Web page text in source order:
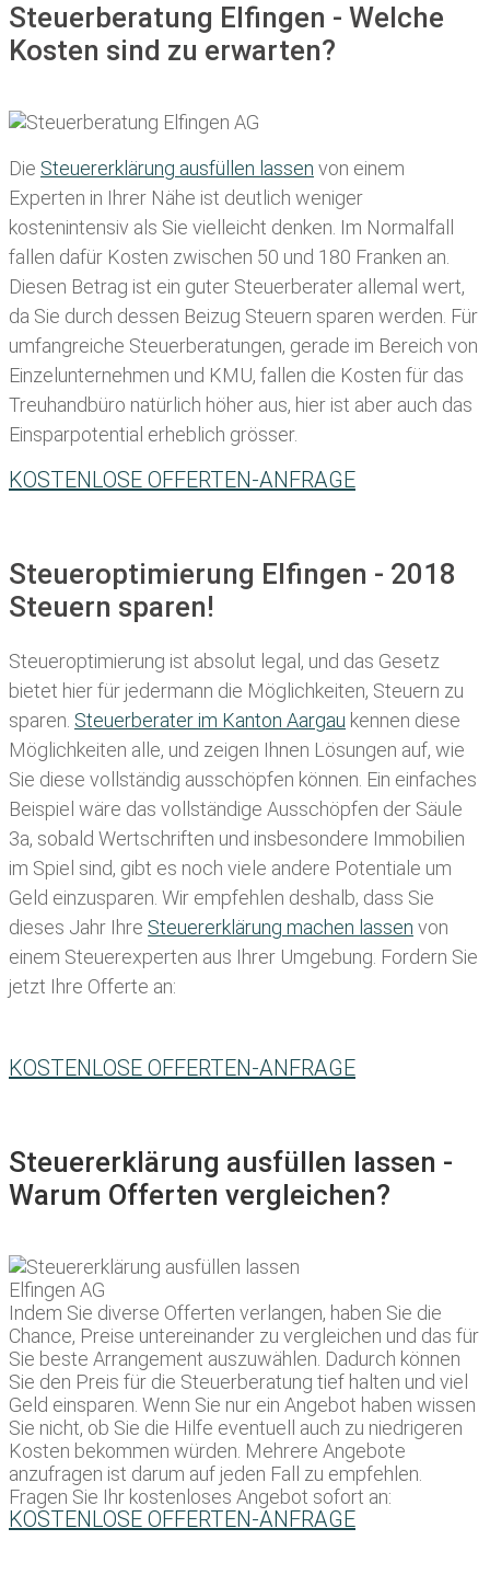
Steuerberatung Elfingen - Welche
Kosten sind zu erwarten?
Die Steuererklärung ausfüllen lassen von einem
Experten in Ihrer Nähe ist deutlich weniger
kostenintensiv als Sie vielleicht denken. Im Normalfall
fallen dafür Kosten zwischen 50 und 180 Franken an.
Diesen Betrag ist ein guter Steuerberater allemal wert,
da Sie durch dessen Beizug Steuern sparen werden. Für
umfangreiche Steuerberatungen, gerade im Bereich von
Einzelunternehmen und KMU, fallen die Kosten für das
Treuhandbüro natürlich höher aus, hier ist aber auch das
Einsparpotential erheblich grösser.
KOSTENLOSE OFFERTEN-ANFRAGE
Steueroptimierung Elfingen - 2018
Steuern sparen!
Steueroptimierung ist absolut legal, und das Gesetz
bietet hier für jedermann die Möglichkeiten, Steuern zu
sparen. Steuerberater im K anton Aargau kennen diese
Möglichkeiten alle, und zeigen Ihnen Lösungen auf, wie
Sie diese vollständig ausschöpfen können. Ein einfaches
Beispiel wäre das vollständige Ausschöpfen der Säule
3a, sobald Wertschriften und insbesondere Immobilien
im Spiel sind, gibt es noch viele andere Potentiale um
Geld einzusparen. Wir empfehlen deshalb, dass Sie
dieses Jahr Ihre Steuererklärung machen lassen von
einem Steuerexperten aus Ihrer Umgebung. Fordern Sie
jetzt Ihre Offerte an:
KOSTENLOSE OFFERTEN-ANFRAGE
Steuererklärung ausfüllen lassen -
Warum Offerten vergleichen?
Indem Sie diverse Offerten verlangen, haben Sie die
Chance, Preise untereinander zu vergleichen und das für
Sie beste Arrangement auszuwählen. Dadurch können
Sie den Preis für die Steuerberatung tief halten und viel
Geld einsparen. Wenn Sie nur ein Angebot haben wissen
Sie nicht, ob Sie die Hilfe eventuell auch zu niedrigeren
Kosten bekommen würden. Mehrere Angebote
anzufragen ist darum auf jeden Fall zu empfehlen.
Fragen Sie Ihr kostenloses Angebot sofort an:
KOSTENLOSE OFFERTEN-ANFRAGE